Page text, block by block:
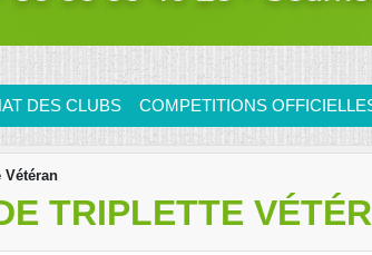
DES CLUBS COMPETITIONS
Vétéran
TRIPLETTE